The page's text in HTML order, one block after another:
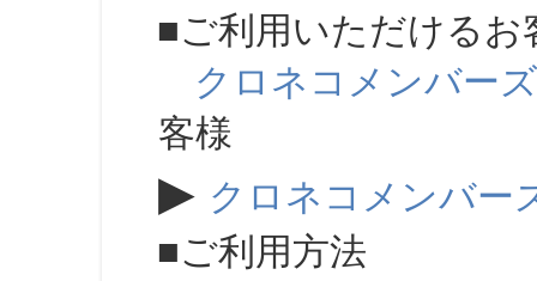
■ご利用いただけるお
クロネコメンバーズ
客様
▶ クロネコメンバー
■ご利用方法